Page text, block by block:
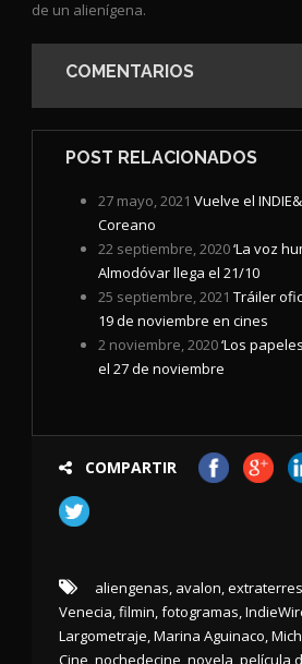
de un alienígena.
COMENTARIOS
POST RELACIONADOS
27 mayo, 2021 Vuelve el
Coreano
22 septiembre, 2020‘La voz
Almodóvar llega el 21/10
25 septiembre, 2021 Tráiler
19 de noviembre en cines
2 noviembre, 2020‘Los
el 27 de noviembre
COMPARTIR
aliengenas, avalon,
Venecia,filmin,fotogramas,
Largometraje,Marina Aguinaco,
Cine nochedecine novela película